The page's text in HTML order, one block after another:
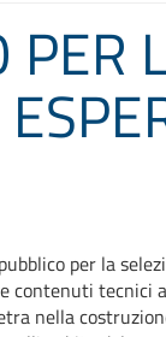
PER
per la
contenuti tecnici
nella